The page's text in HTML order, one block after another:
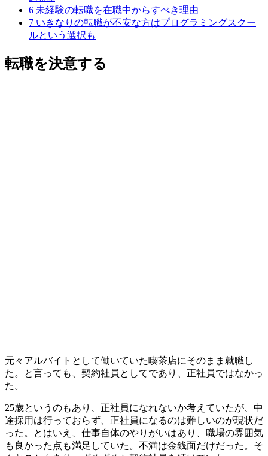
6 未経験の転職を在職中からすべき理由
7 いきなりの転職が不安な方はプログラミングスクー
ルという選択も
転職を決意する
元々アルバイトとして働いていた喫茶店にそのまま就職し
た。と言っても、契約社員としてであり、正社員ではなかっ
た。
25歳というのもあり、正社員になれないか考えていたが、中
途採用は行っておらず、正社員になるのは難しいのが現状だ
った。とはいえ、仕事自体のやりがいはあり、職場の雰囲気
も良かった点も満足していた。 不満は金銭面だけだった。そ